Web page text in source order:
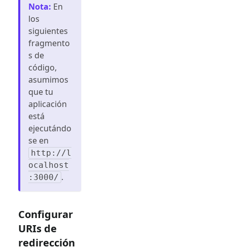
Nota: En
los
siguientes
fragmento
s de
código,
asumimos
que tu
aplicación
está
ejecutándo
se en
http://l
ocalhost
:3000/ .
Configurar
URIs de
redirección